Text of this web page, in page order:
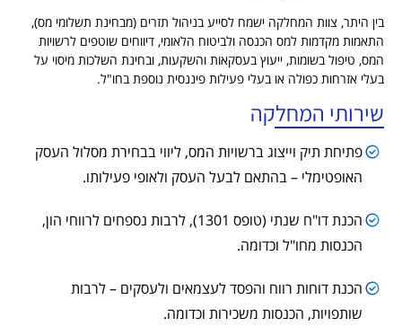
בין היתר, צוות המחלקה ישמח לסייע בניהול תזרים (מבחינת תשלומי מס),
התאמות מקדמות למס הכנסה ולביטוח הלאומי, דיווחים שוטפים לרשויות
המס, טיפול בשומות, ייעוץ בעסקאות והשקעות, ובחינת השלכות מיסוי על
בעלי אזרחות כפולה או בעלי פעילות פיננסית נוספת בחו"ל.
שירותי המחלקה
פתיחת תיק וייצוג ברשויות המס, ליווי בבחירת מסלול העסק
האופטימלי – בהתאם לבעל העסק ולאופי פעילותו.
הכנת דו"ח שנתי (טופס 1301), לרבות נספחים לרווחי הון,
הכנסות מחו"ל וכדומה.
הכנת דוחות רווח והפסד לעצמאים ולעסקים – לרבות
שותפויות, הכנסות משכירות וכדומה.